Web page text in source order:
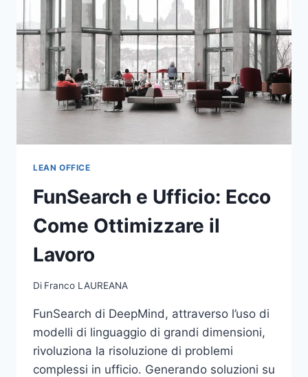
LEAN OFFICE
FunSearch e Ufficio: Ecco
Come Ottimizzare il
Lavoro
Di Franco LAUREANA
FunSearch di DeepMind, attraverso l’uso di
modelli di linguaggio di grandi dimensioni,
rivoluziona la risoluzione di problemi
complessi in ufficio. Generando soluzioni su